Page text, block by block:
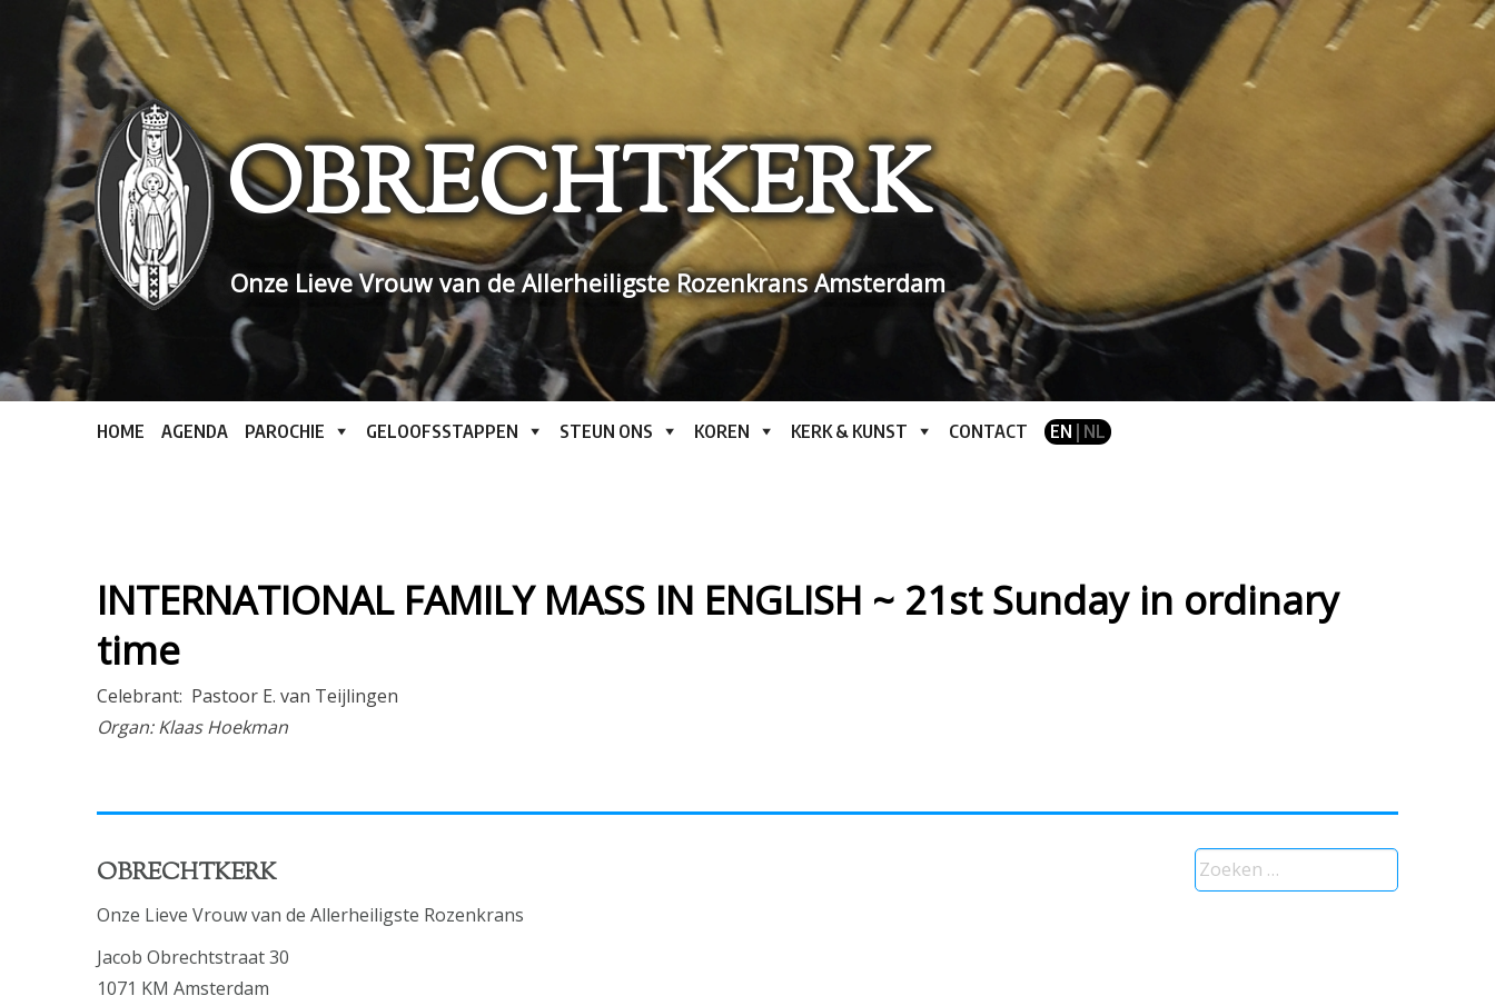
OBRECHTKERK
Onze Lieve Vrouw van de Allerheiligste Rozenkrans Amsterdam
HOME AGENDA PAROCHIE GELOOFSSTAPPEN STEUN ONS KOREN KERK & KUNST CONTACT EN | NL
INTERNATIONAL FAMILY MASS IN ENGLISH ~ 21st Sunday in ordinary
time
Celebrant: Pastoor E. van Teijlingen
Organ: Klaas Hoekman
OBRECHTKERK
Onze Lieve Vrouw van de Allerheiligste Rozenkrans
Jacob Obrechtstraat 30
1071 KM Amsterdam
Zoeken
naar: